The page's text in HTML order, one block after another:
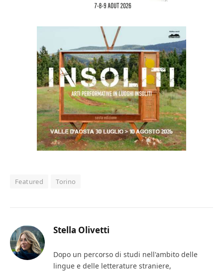
Featured Torino
Stella Olivetti
Dopo un percorso di studi nell'ambito delle
lingue e delle letterature straniere,